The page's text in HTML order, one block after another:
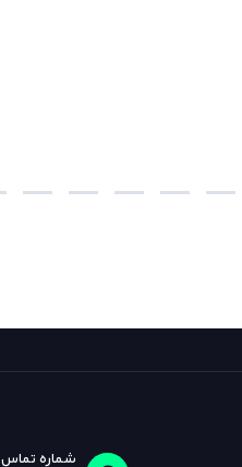
شماره تماس